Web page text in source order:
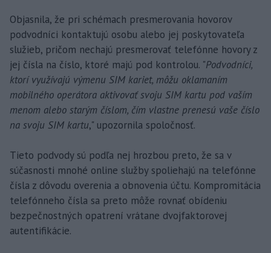
Objasnila, že pri schémach presmerovania hovorov
podvodníci kontaktujú osobu alebo jej poskytovateľa
služieb, pričom nechajú presmerovať telefónne hovory z
jej čísla na číslo, ktoré majú pod kontrolou. "Podvodníci,
ktorí využívajú výmenu SIM kariet, môžu oklamaním
mobilného operátora aktivovať svoju SIM kartu pod vaším
menom alebo starým číslom, čím vlastne prenesú vaše číslo
na svoju SIM kartu," upozornila spoločnosť.
Tieto podvody sú podľa nej hrozbou preto, že sa v
súčasnosti mnohé online služby spoliehajú na telefónne
čísla z dôvodu overenia a obnovenia účtu. Kompromitácia
telefónneho čísla sa preto môže rovnať obídeniu
bezpečnostných opatrení vrátane dvojfaktorovej
autentifikácie.